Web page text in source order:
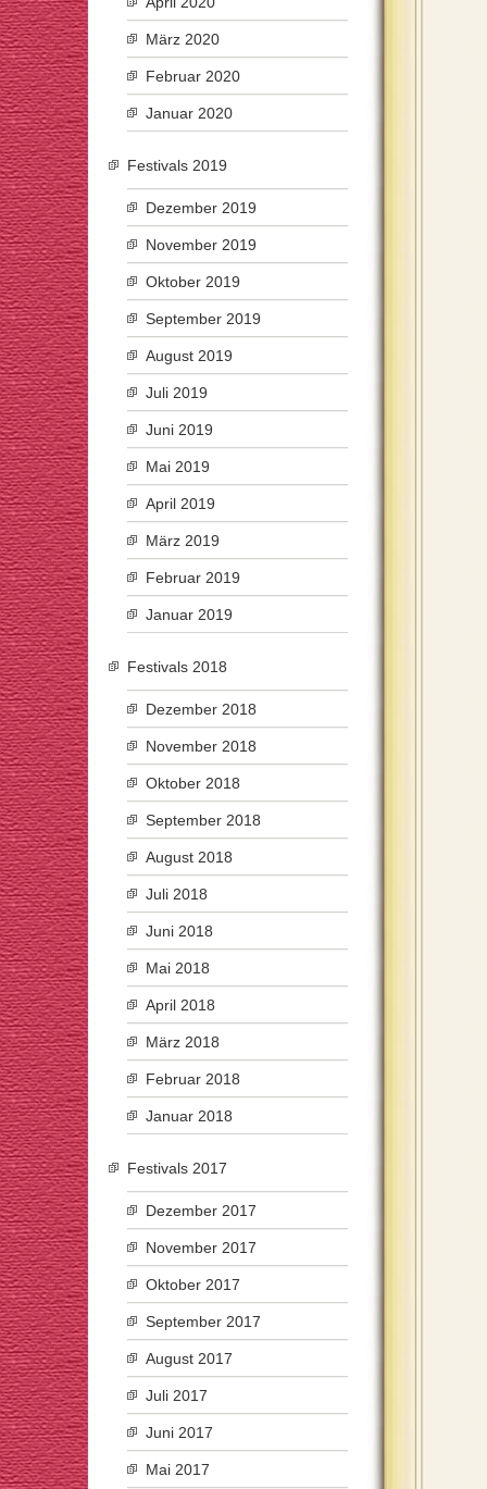
März 2020
Februar 2020
Januar 2020
Festivals 2019
Dezember 2019
November 2019
Oktober 2019
September 2019
August 2019
Juli 2019
Juni 2019
Mai 2019
April 2019
März 2019
Februar 2019
Januar 2019
Festivals 2018
Dezember 2018
November 2018
Oktober 2018
September 2018
August 2018
Juli 2018
Juni 2018
Mai 2018
April 2018
März 2018
Februar 2018
Januar 2018
Festivals 2017
Dezember 2017
November 2017
Oktober 2017
September 2017
August 2017
Juli 2017
Juni 2017
Mai 2017